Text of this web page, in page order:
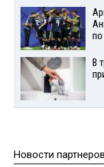
по
В
Новости партнеров